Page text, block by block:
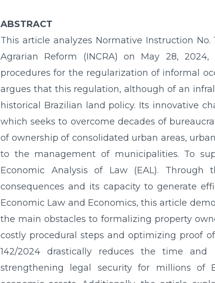
ABSTRACT
This article analyzes Normative Instruction
Agrarian Reform (INCRA) on May 28,
procedures for the regularization of informal
argues that this regulation, although of an
historical Brazilian land policy. Its innovative
which seeks to overcome decades of
of ownership of consolidated urban areas,
to the management of municipalities. To
Economic Analysis of Law (EAL). Through
consequences and its capacity to generate
Economic Law and Economics, this article
the main obstacles to formalizing property
costly procedural steps and optimizing proof
142/2024 drastically reduces the time and
strengthening legal security for millions of